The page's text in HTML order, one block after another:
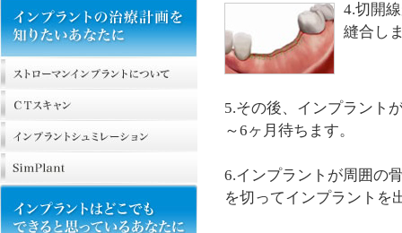
4.切開
縫合し
5.その後、インプラント
～6ヶ月待ちます。
6.インプラントが周囲の
を切ってインプラントを